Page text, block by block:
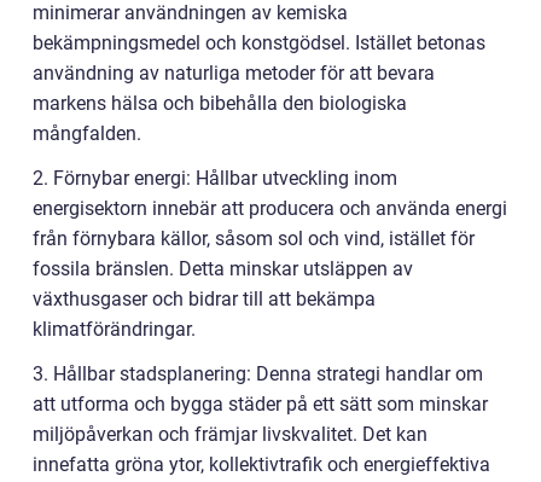
minimerar användningen av kemiska
bekämpningsmedel och konstgödsel. Istället betonas
användning av naturliga metoder för att bevara
markens hälsa och bibehålla den biologiska
mångfalden.
2. Förnybar energi: Hållbar utveckling inom
energisektorn innebär att producera och använda energi
från förnybara källor, såsom sol och vind, istället för
fossila bränslen. Detta minskar utsläppen av
växthusgaser och bidrar till att bekämpa
klimatförändringar.
3. Hållbar stadsplanering: Denna strategi handlar om
att utforma och bygga städer på ett sätt som minskar
miljöpåverkan och främjar livskvalitet. Det kan
innefatta gröna ytor, kollektivtrafik och energieffektiva